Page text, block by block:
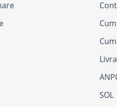
SOL